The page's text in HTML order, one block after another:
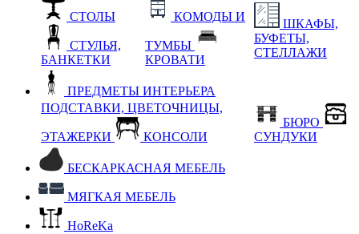
СТОЛЫ
СТУЛЬЯ,
БАНКЕТКИ
КОМОДЫ И
ТУМБЫ
КРОВАТИ
ШКАФЫ,
БУФЕТЫ,
СТЕЛЛАЖИ
ПРЕДМЕТЫ ИНТЕРЬЕРА
ПОДСТАВКИ, ЦВЕТОЧНИЦЫ,
ЭТАЖЕРКИ КОНСОЛИ
БЮРО
СУНДУКИ
БЕСКАРКАСНАЯ МЕБЕЛЬ
МЯГКАЯ МЕБЕЛЬ
HoReKa